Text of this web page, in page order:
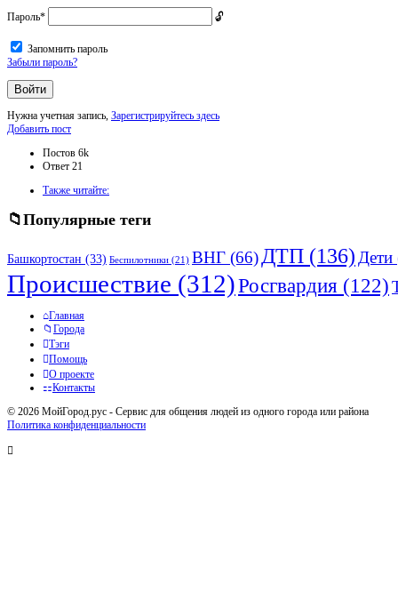
Пароль*
Запомнить пароль
Забыли пароль?
Нужна учетная запись, Зарегистрируйтесь здесь
Боковая
Добавить пост
Статистика
Постов 6k
Ответ 21
Также читайте:
Популярные теги
Башкортостан (33) Беспилотники (21) ВНГ (66) ДТП (136) Дети
Происшествие (312)Росгвардия (122)
Исследовать
Главная
Города
Тэги
Помощь
О проекте
Контакты
© 2026 МойГород.рус - Cервис для общения людей из одного города или района
Политика конфиденциальности